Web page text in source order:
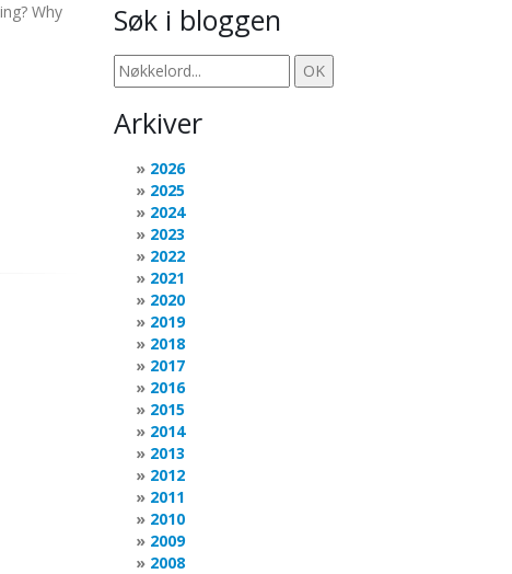
Why
Søk i bloggen
Arkiver
2026
2025
2024
2023
2022
2021
2020
2019
2018
2017
2016
2015
2014
2013
2012
2011
2010
2009
2008